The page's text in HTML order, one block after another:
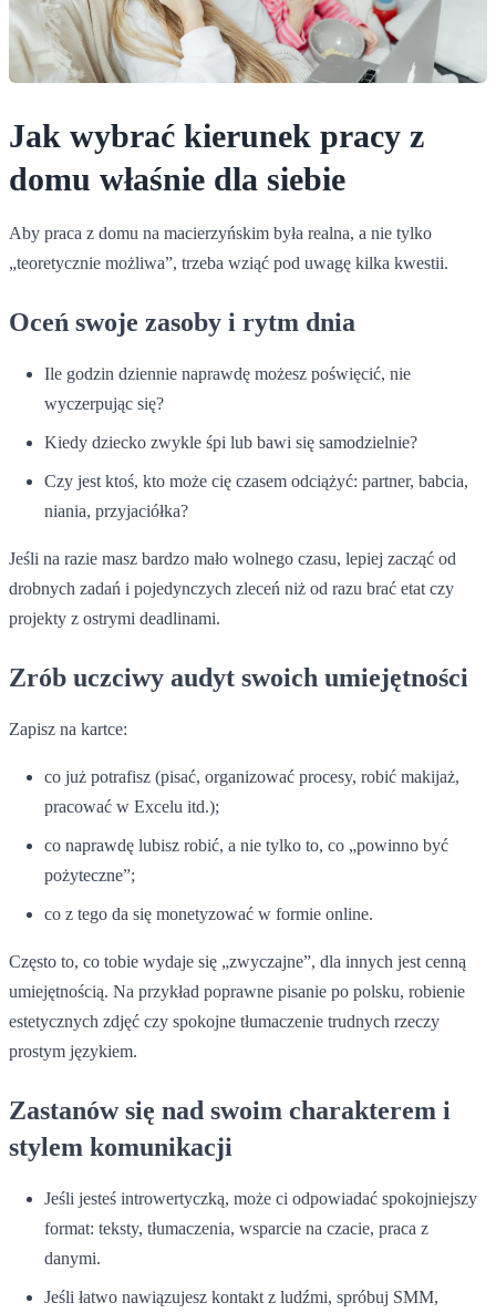
Jak wybrać kierunek pracy z
domu właśnie dla siebie
Aby praca z domu na macierzyńskim była realna, a nie tylko
„teoretycznie możliwa”, trzeba wziąć pod uwagę kilka kwestii.
Oceń swoje zasoby i rytm dnia
Ile godzin dziennie naprawdę możesz poświęcić, nie
wyczerpując się?
Kiedy dziecko zwykle śpi lub bawi się samodzielnie?
Czy jest ktoś, kto może cię czasem odciążyć: partner, babcia,
niania, przyjaciółka?
Jeśli na razie masz bardzo mało wolnego czasu, lepiej zacząć od
drobnych zadań i pojedynczych zleceń niż od razu brać etat czy
projekty z ostrymi deadlinami.
Zrób uczciwy audyt swoich umiejętności
Zapisz na kartce:
co już potrafisz (pisać, organizować procesy, robić makijaż,
pracować w Excelu itd.);
co naprawdę lubisz robić, a nie tylko to, co „powinno być
pożyteczne”;
co z tego da się monetyzować w formie online.
Często to, co tobie wydaje się „zwyczajne”, dla innych jest cenną
umiejętnością. Na przykład poprawne pisanie po polsku, robienie
estetycznych zdjęć czy spokojne tłumaczenie trudnych rzeczy
prostym językiem.
Zastanów się nad swoim charakterem i
stylem komunikacji
Jeśli jesteś introwertyczką, może ci odpowiadać spokojniejszy
format: teksty, tłumaczenia, wsparcie na czacie, praca z
danymi.
Jeśli łatwo nawiązujesz kontakt z ludźmi, spróbuj SMM,